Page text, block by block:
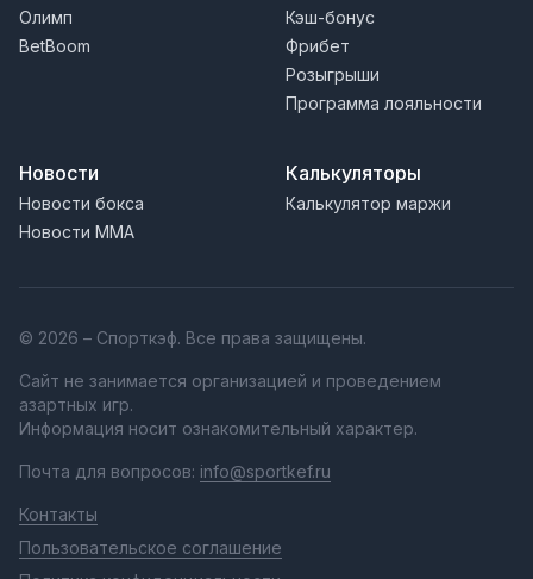
Олимп
BetBoom
Кэш-бонус
Фрибет
Розыгрыши
Программа лояльности
Новости
Новости бокса
Новости MMA
Калькуляторы
Калькулятор маржи
© 2026 – Спорткэф. Все права защищены.
Сайт не занимается организацией и проведением
азартных игр.
Информация носит ознакомительный характер.
Почта для вопросов: info@sportkef.ru
Контакты
Пользовательское соглашение